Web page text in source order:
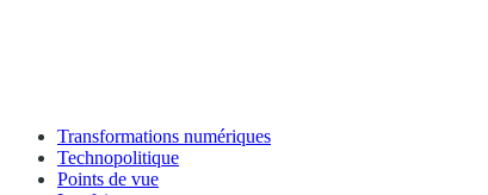
Transformations numériques
Technopolitique
Points de vue